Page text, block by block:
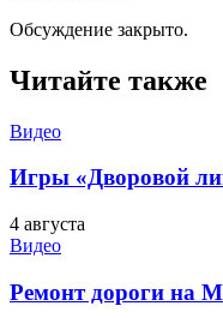
Обсуждение закрыто.
Читайте также
Видео
Игры «Дворовой
4 августа
Видео
Ремонт дороги на